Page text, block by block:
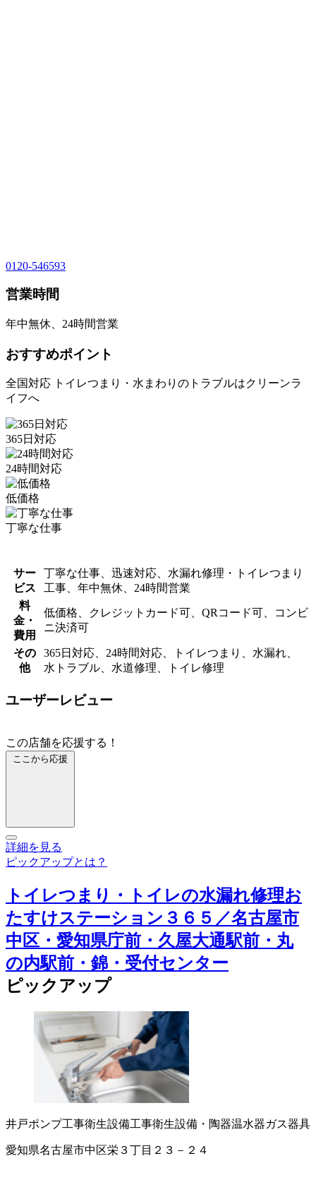
0120-546593
営業時間
年中無休、24時間営業
おすすめポイント
全国対応 トイレつまり・水まわりのトラブルはクリーンラ
イフへ
365日対応
24時間対応
低価格
丁寧な仕事
サー
ビス
丁寧な仕事、迅速対応、水漏れ修理・トイレつまり
工事、年中無休、24時間営業
料
金・
費用
低価格、クレジットカード可、QRコード可、コンビ
ニ決済可
その
他
365日対応、24時間対応、トイレつまり、水漏れ、
水トラブル、水道修理、トイレ修理
ユーザーレビュー
この店舗を応援する！
ここから応援
詳細を見る
ピックアップとは？
トイレつまり・トイレの水漏れ修理お
たすけステーション３６５／名古屋市
中区・愛知県庁前・久屋大通駅前・丸
の内駅前・錦・受付センター
ピックアップ
井戸ポンプ工事衛生設備工事衛生設備・陶器温水器ガス器具
愛知県名古屋市中区栄３丁目２３－２４